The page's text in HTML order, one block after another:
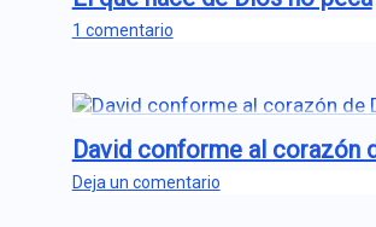
1 comentario
David conforme al corazón
Deja un comentario